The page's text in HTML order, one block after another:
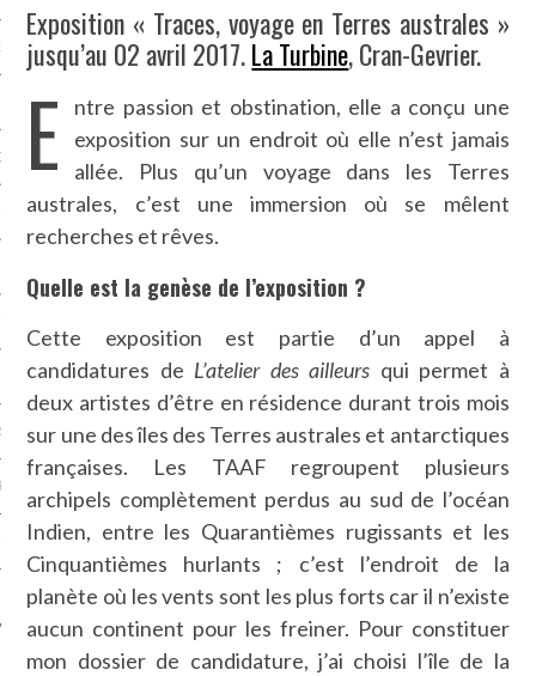
EN VOD
Exposition « Traces, voyage en Terres australes »
jusqu’au 02 avril 2017.La Turbine, Cran-Gevrier.
E
ntre passion et obstination, elle a conçu une
exposition sur un endroit où elle n’est jamais
allée. Plus qu’un voyage dans les Terres
australes, c’est une immersion où se mêlent
recherches et rêves.
Quelle est la genèse de l’exposition ?
Cette exposition est partie d’un appel à
candidatures de L’atelier des ailleurs qui permet à
deux artistes d’être en résidence durant trois mois
sur une des îles des Terres australes et antarctiques
françaises. Les TAAF regroupent plusieurs
archipels complètement perdus au sud de l’océan
Indien, entre les Quarantièmes rugissants et les
Cinquantièmes hurlants ; c’est l’endroit de la
planète où les vents sont les plus forts car il n’existe
aucun continent pour les freiner. Pour constituer
mon dossier de candidature, j’ai choisi l’île de la